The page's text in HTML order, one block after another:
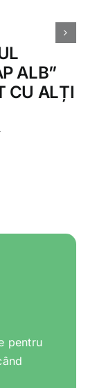
ALB”
CU ALȚI
pentru